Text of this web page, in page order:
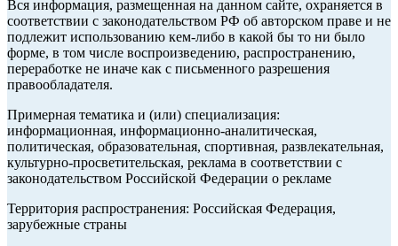
Вся информация, размещенная на данном сайте, охраняется в
соответствии с законодательством РФ об авторском праве и не
подлежит использованию кем-либо в какой бы то ни было
форме, в том числе воспроизведению, распространению,
переработке не иначе как с письменного разрешения
правообладателя.
Примерная тематика и (или) специализация:
информационная, информационно-аналитическая,
политическая, образовательная, спортивная, развлекательная,
культурно-просветительская, реклама в соответствии с
законодательством Российской Федерации о рекламе
Территория распространения: Российская Федерация,
зарубежные страны